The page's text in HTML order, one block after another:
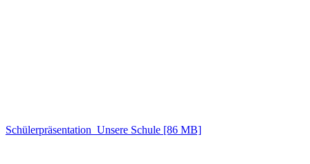
Schülerpräsentation_Unsere Schule [86 MB]